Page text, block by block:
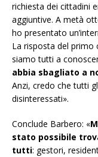
richiesta dei cittadini
aggiuntive. A metà
ho presentato
La risposta del
siamo tutti a
abbia sbagliato a
Anzi, credo che tutti
disinteressati».
Conclude Barbero: «
stato possibile
tutti: gestori,